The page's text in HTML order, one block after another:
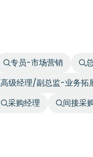
专员-市场营销
高级经理/副总监-业务拓
采购经理 间接采